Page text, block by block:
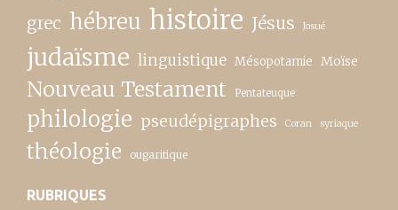
grec hébreu histoire Jésus Josué
judaïsme linguistique Mésopotamie Moïse
Nouveau Testament Pentateuque
philologie pseudépigraphes Coran syriaque
théologie ougaritique
RUBRIQUES